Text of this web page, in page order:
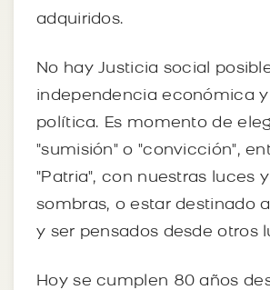
adquiridos.
No hay Justicia social
independencia económica
política. Es momento de
"sumisión" o "convicción",
"Patria", con nuestras luces
sombras, o estar destinado
y ser pensados desde otros
Hoy se cumplen 80 años